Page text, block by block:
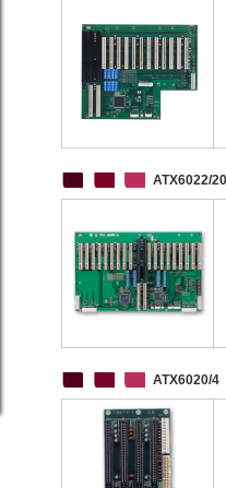
ATX6022/
ATX6020/4